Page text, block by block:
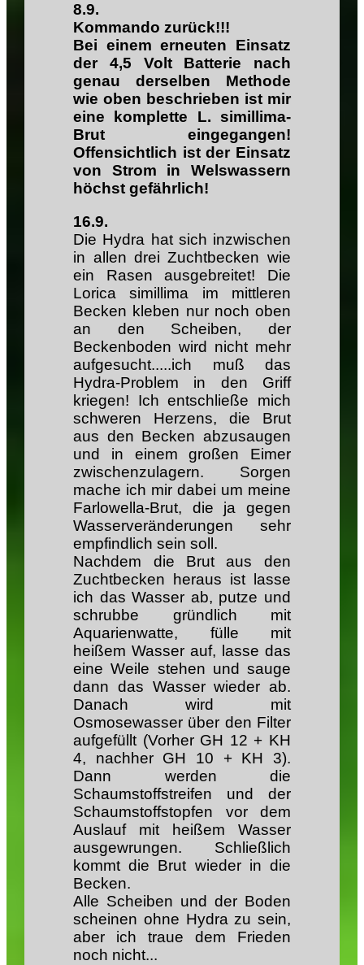
8.9.
Kommando zurück!!!
Bei einem erneuten Einsatz
der 4,5 Volt Batterie nach
genau derselben Methode
wie oben beschrieben ist mir
eine komplette L. simillima-
Brut eingegangen!
Offensichtlich ist der Einsatz
von Strom in Welswassern
höchst gefährlich!
16.9.
Die Hydra hat sich inzwischen
in allen drei Zuchtbecken wie
ein Rasen ausgebreitet! Die
Lorica simillima im mittleren
Becken kleben nur noch oben
an den Scheiben, der
Beckenboden wird nicht mehr
aufgesucht.....ich muß das
Hydra-Problem in den Griff
kriegen! Ich entschließe mich
schweren Herzens, die Brut
aus den Becken abzusaugen
und in einem großen Eimer
zwischenzulagern. Sorgen
mache ich mir dabei um meine
Farlowella-Brut, die ja gegen
Wasserveränderungen sehr
empfindlich sein soll.
Nachdem die Brut aus den
Zuchtbecken heraus ist lasse
ich das Wasser ab, putze und
schrubbe gründlich mit
Aquarienwatte, fülle mit
heißem Wasser auf, lasse das
eine Weile stehen und sauge
dann das Wasser wieder ab.
Danach wird mit
Osmosewasser über den Filter
aufgefüllt (Vorher GH 12 + KH
4, nachher GH 10 + KH 3).
Dann werden die
Schaumstoffstreifen und der
Schaumstoffstopfen vor dem
Auslauf mit heißem Wasser
ausgewrungen. Schließlich
kommt die Brut wieder in die
Becken.
Alle Scheiben und der Boden
scheinen ohne Hydra zu sein,
aber ich traue dem Frieden
noch nicht...